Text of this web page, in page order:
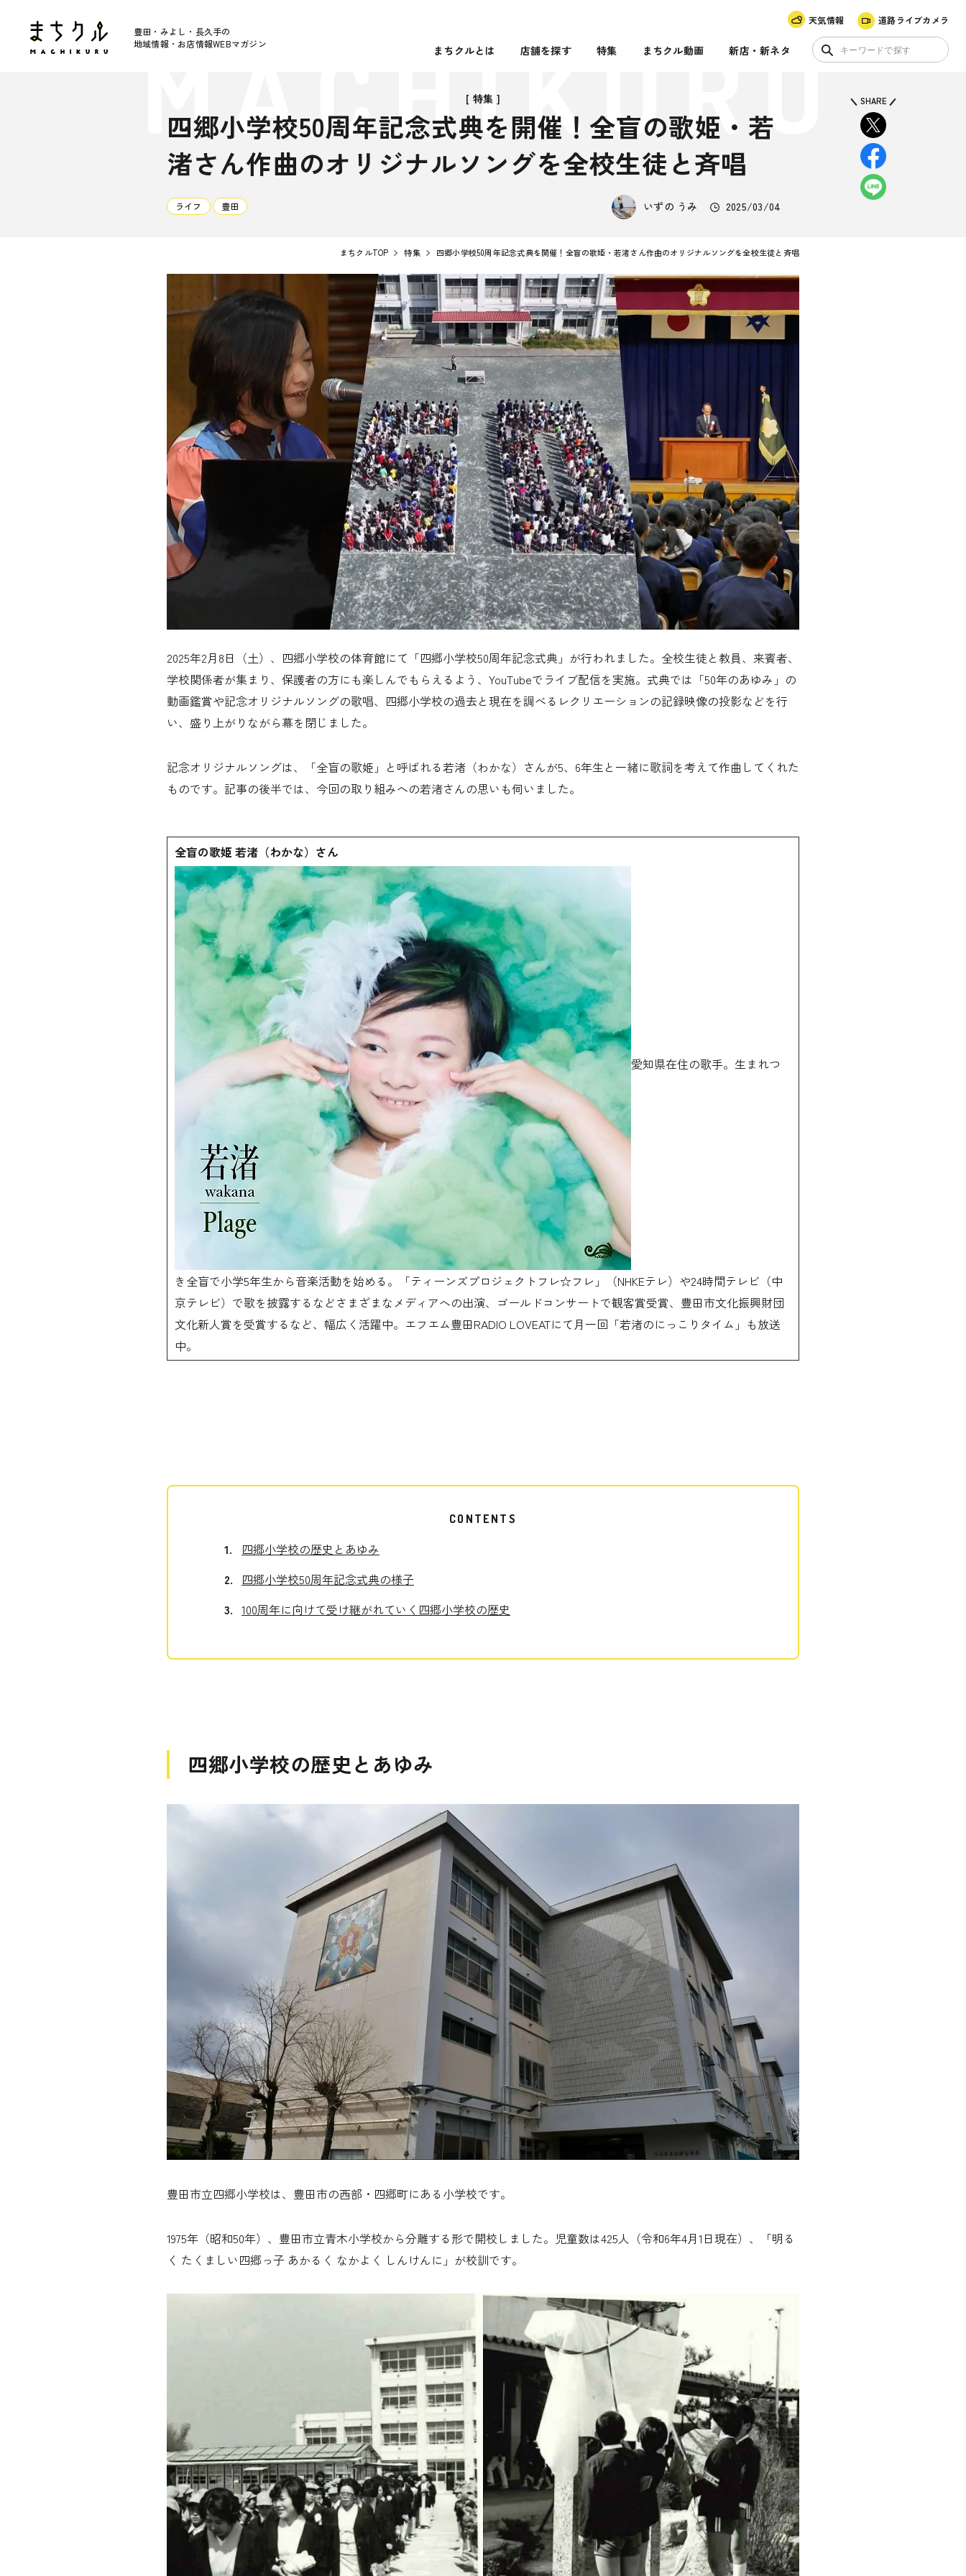
豊田・みよし・長久手の
地域情報・お店情報WEBマガジン
天気情報 道路ライブカメラ
まちクルとは 店舗を探す 特集 まちクル動画 新店・新ネタ
SHARE
[ 特集 ]
四郷小学校50周年記念式典を開催！全盲の歌姫・若
渚さん作曲のオリジナルソングを全校生徒と斉唱
ライフ 豊田 いずの うみ 2025/03/04
まちクルTOP 特集 四郷小学校50周年記念式典を開催！全盲の歌姫・若渚さん作曲のオリジナルソングを全校生徒と斉唱
2025年2月8日（土）、四郷小学校の体育館にて「四郷小学校50周年記念式典」が行われました。全校生徒と教員、来賓者、
学校関係者が集まり、保護者の方にも楽しんでもらえるよう、YouTubeでライブ配信を実施。式典では「50年のあゆみ」の
動画鑑賞や記念オリジナルソングの歌唱、四郷小学校の過去と現在を調べるレクリエーションの記録映像の投影などを行
い、盛り上がりながら幕を閉じました。
記念オリジナルソングは、「全盲の歌姫」と呼ばれる若渚（わかな）さんが5、6年生と一緒に歌詞を考えて作曲してくれた
ものです。記事の後半では、今回の取り組みへの若渚さんの思いも伺いました。
全盲の歌姫 若渚（わかな）さん
愛知県在住の歌手。生まれつ
き全盲で小学5年生から音楽活動を始める。「ティーンズプロジェクトフレ☆フレ」（NHKEテレ）や24時間テレビ（中
京テレビ）で歌を披露するなどさまざまなメディアへの出演、ゴールドコンサートで観客賞受賞、豊田市文化振興財団
文化新人賞を受賞するなど、幅広く活躍中。エフエム豊田RADIO LOVEATにて月一回「若渚のにっこりタイム」も放送
中。
CONTENTS
四郷小学校の歴史とあゆみ
四郷小学校50周年記念式典の様子
100周年に向けて受け継がれていく四郷小学校の歴史
四郷小学校の歴史とあゆみ
豊田市立四郷小学校は、豊田市の西部・四郷町にある小学校です。
1975年（昭和50年）、豊田市立青木小学校から分離する形で開校しました。児童数は425人（令和6年4月1日現在）、「明る
く たくましい四郷っ子 あかるく なかよく しんけんに」が校訓です。